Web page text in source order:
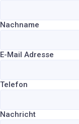
Nachname
E-Mail Adresse
Telefon
Nachricht